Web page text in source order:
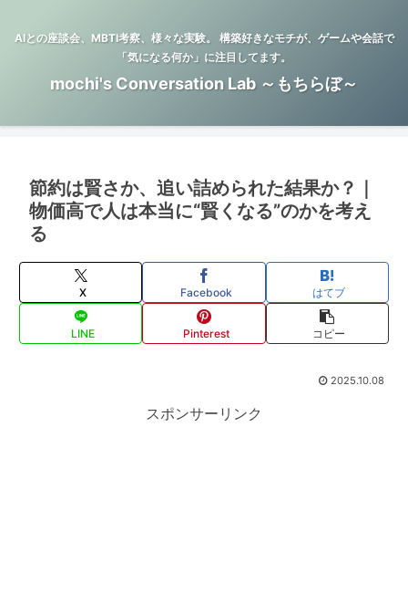
AIとの座談会、MBTI考察、様々な実験。 構築好きなモチが、ゲームや会話で
「気になる何か」に注目してます。
mochi's Conversation Lab ～もちらぼ～
節約は賢さか、追い詰められた結果か？｜
物価高で人は本当に“賢くなる”のかを考え
る
X Facebook はてブ
LINE Pinterest コピー
2025.10.08
スポンサーリンク